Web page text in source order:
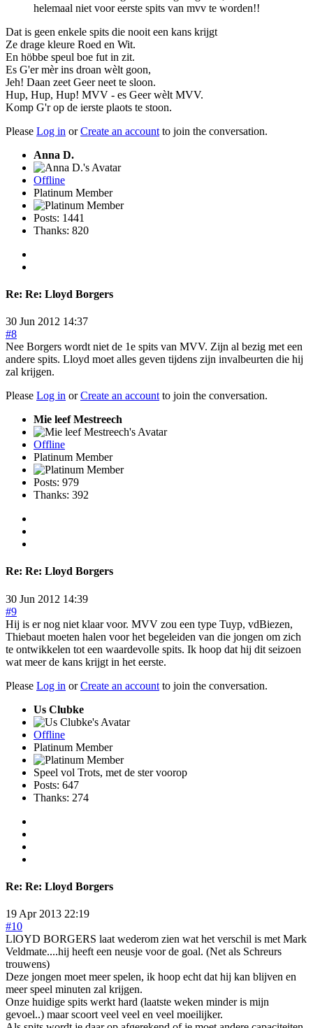
helemaal niet voor eerste spits van mvv te worden!!
Dat is geen enkele spits die nooit een kans krijgt
Ze drage kleure Roed en Wit.
En höbbe speul boe fut in zit.
Es G'er mèr ins droan wèlt goon,
Jeh! Daan zeet Geer neet te sloon.
Hup, Hup, Hup! MVV - es Geer wèlt MVV.
Komp G'r op de ierste plaots te stoon.
Please Log in orCreate an account to join the conversation.
Anna D.
Offline
Platinum Member
Posts: 1441
Thanks: 820
Re: Re: Lloyd Borgers
30 Jun 2012 14:37
#8
Nee Borgers wordt niet de 1e spits van MVV. Zijn al bezig met een
andere spits. Lloyd moet alles geven tijdens zijn invalbeurten die hij
zal krijgen.
Please Log in orCreate an account to join the conversation.
Mie leef Mestreech
Offline
Platinum Member
Posts: 979
Thanks: 392
Re: Re: Lloyd Borgers
30 Jun 2012 14:39
#9
Hij is er nog niet klaar voor. MVV zou een type Tuyp, vdBiezen,
Thiebaut moeten halen voor het begeleiden van die jongen om zich
te ontwikkelen tot een waardevolle spits. Ik hoop dat hij dit seizoen
wat meer de kans krijgt in het eerste.
Please Log in orCreate an account to join the conversation.
Us Clubke
Offline
Platinum Member
Speel vol Trots, met de ster voorop
Posts: 647
Thanks: 274
Re: Re: Lloyd Borgers
19 Apr 2013 22:19
#10
LlOYD BORGERS laat wederom zien wat het verschil is met Mark
Veldmate....hij heeft een neusje voor de goal. (Net als Schreurs
trouwens)
Deze jongen moet meer spelen, ik hoop echt dat hij kan blijven en
meer speel minuten zal krijgen.
Onze huidige spits werkt hard (laatste weken minder is mijn
gevoel..) maar scoort veel veel en veel moeilijker.